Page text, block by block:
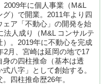
2009年に個人事業（M&L
グ）で開業。2011年より四
ェア「不動心」の開発を始
法人成り（M&L コンサルテ
）。2019年に不動心を完成
2月、宮崎は延岡の地で17
身の四柱推命（基本は透
八字」として創始する。
四柱推命歴26年。